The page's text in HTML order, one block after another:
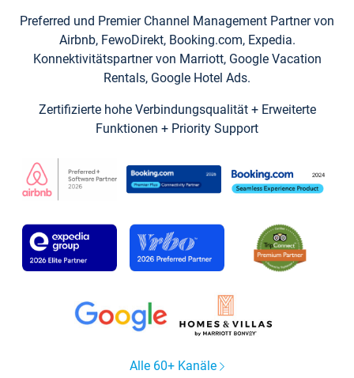
Preferred und Premier Channel Management Partner von
Airbnb, FewoDirekt, Booking.com, Expedia.
Konnektivitätspartner von Marriott, Google Vacation
Rentals, Google Hotel Ads.
Zertifizierte hohe Verbindungsqualität + Erweiterte
Funktionen + Priority Support
Alle 60+ Kanäle